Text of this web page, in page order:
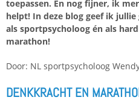
toepassen. En nog fijner, ik
helpt! In deze blog geef ik
als sportpsycholoog én als
marathon!
Door: NL sportpsycholoog
DENKKRACHT EN